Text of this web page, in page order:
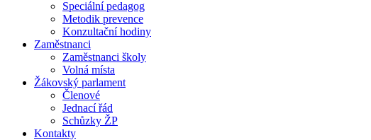
Speciální pedagog
Metodik prevence
Konzultační hodiny
Zaměstnanci
Zaměstnanci školy
Volná místa
Žákovský parlament
Členové
Jednací řád
Schůzky ŽP
Kontakty